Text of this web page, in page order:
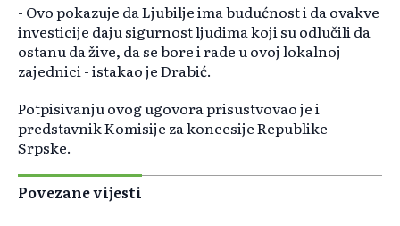
- Ovo pokazuje da Ljubilje ima budućnost i da ovakve
investicije daju sigurnost ljudima koji su odlučili da
ostanu da žive, da se bore i rade u ovoj lokalnoj
zajednici - istakao je Drabić.
Potpisivanju ovog ugovora prisustvovao je i
predstavnik Komisije za koncesije Republike
Srpske.
Povezane vijesti